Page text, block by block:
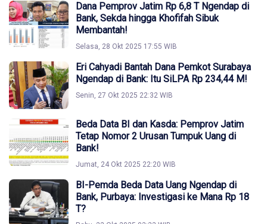
Dana Pemprov Jatim Rp 6,8 T Ngendap di
Bank, Sekda hingga Khofifah Sibuk
Membantah!
Selasa, 28 Okt 2025 17:55 WIB
Eri Cahyadi Bantah Dana Pemkot Surabaya
Ngendap di Bank: Itu SiLPA Rp 234,44 M!
Senin, 27 Okt 2025 22:32 WIB
Beda Data BI dan Kasda: Pemprov Jatim
Tetap Nomor 2 Urusan Tumpuk Uang di
Bank!
Jumat, 24 Okt 2025 22:20 WIB
BI-Pemda Beda Data Uang Ngendap di
Bank, Purbaya: Investigasi ke Mana Rp 18
T?